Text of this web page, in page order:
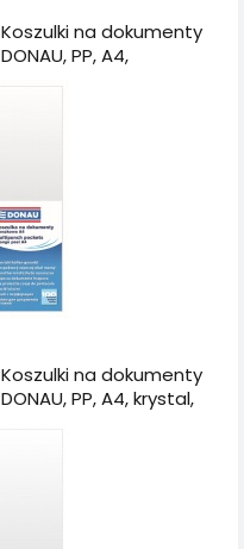
Koszulki na dokumenty
DONAU, PP, A4,
Koszulki na dokumenty
DONAU, PP, A4, krystal,